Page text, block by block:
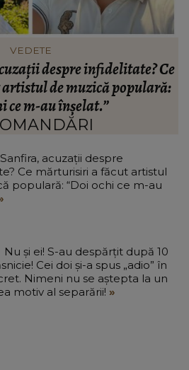
VEDETE
Oana Lis să cumpere
soțul ei, Viorel: „Abia mâine
pensia.”
acuzații despre
Ce mărturisiri a făcut artistul
populară: “Doi ochi ce m-au
Cei doi și-a spus „adio” în
Nimeni nu se aștepta la un
motiv al separării!